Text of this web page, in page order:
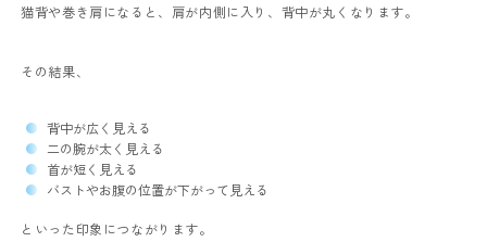
猫背や巻き肩になると、肩が内側に入り、背中が丸くなります。
その結果、
背中が広く見える
二の腕が太く見える
首が短く見える
バストやお腹の位置が下がって見える
といった印象につながります。